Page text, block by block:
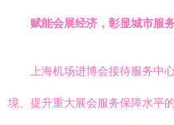
赋能会展经济，彰显城市服
上海机场进博会接待服务中
境、提升重大展会服务保障水平